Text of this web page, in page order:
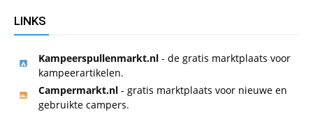
LINKS
Kampeerspullenmarkt.nl - de gratis marktplaats voor
kampeerartikelen.
Campermarkt.nl - gratis marktplaats voor nieuwe en
gebruikte campers.